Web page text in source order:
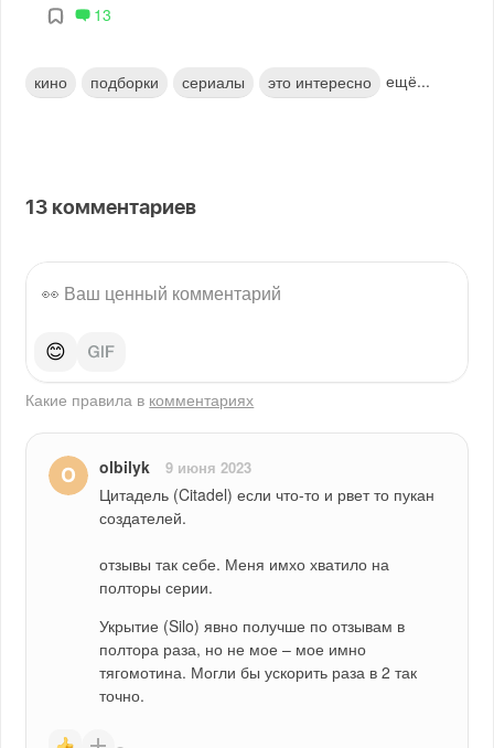
13
кино подборки сериалы это интересно ещё...
13 комментариев
😊
Какие правила в комментариях
olbilyk 9 июня 2023
Цитадель (Citadel) если что-то и рвет то пукан
создателей.
отзывы так себе. Меня имхо хватило на
полторы серии.
Укрытие (Silo) явно получше по отзывам в
полтора раза, но не мое – мое имно
тягомотина. Могли бы ускорить раза в 2 так
точно.